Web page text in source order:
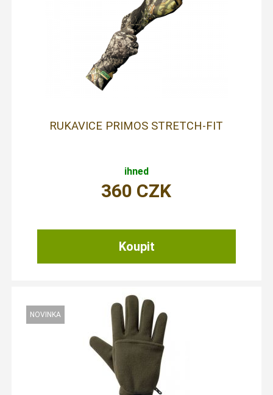
RUKAVICE PRIMOS STRETCH-FIT
ihned
360 CZK